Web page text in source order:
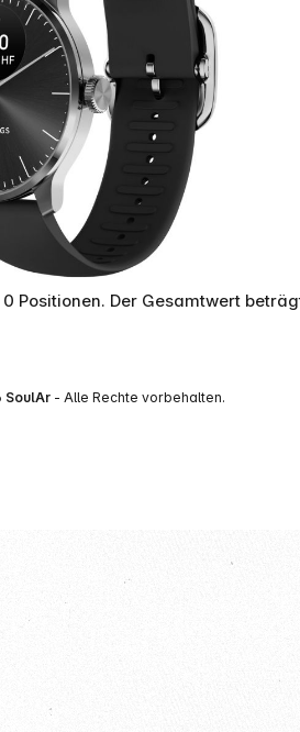
Positionen. Der Gesamtwert
SoulAr- Alle Rechte vorbehalten.